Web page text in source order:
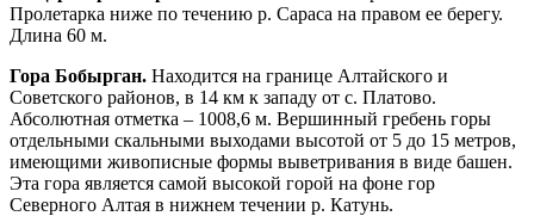
Пролетарка ниже по течению р. Сараса на правом ее берегу.
Длина 60 м.
Гора Бобырган. Находится на границе Алтайского и
Советского районов, в 14 км к западу от с. Платово.
Абсолютная отметка – 1008,6 м. Вершинный гребень горы
отдельными скальными выходами высотой от 5 до 15 метров,
имеющими живописные формы выветривания в виде башен.
Эта гора является самой высокой горой на фоне гор
Северного Алтая в нижнем течении р. Катунь.